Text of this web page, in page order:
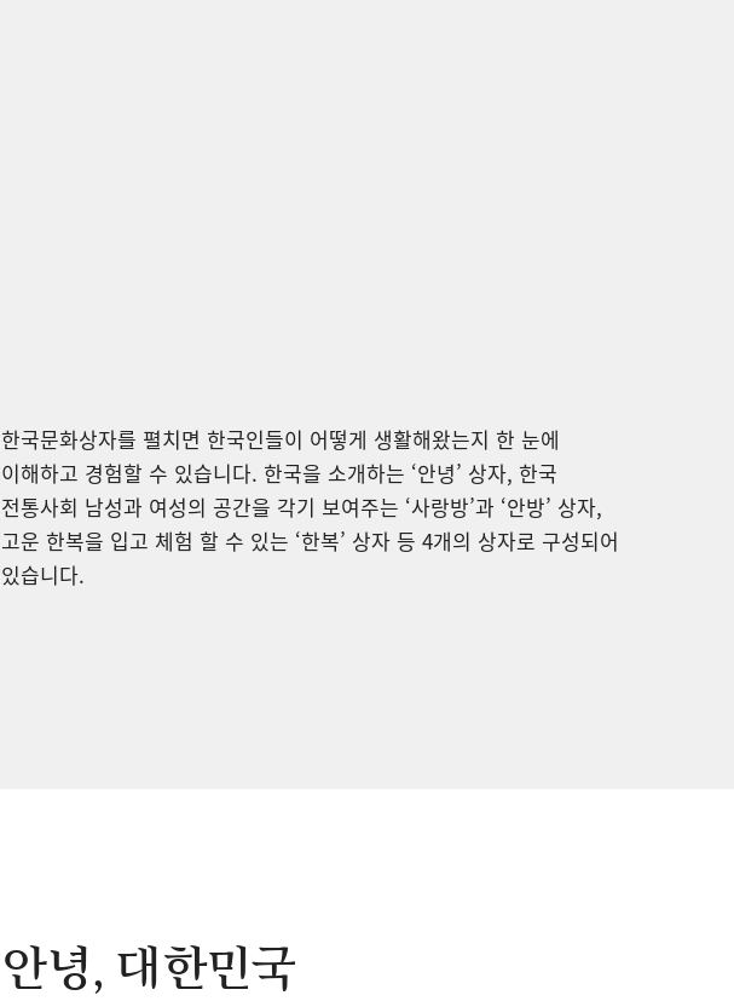
한국문화상자를 펼치면 한국인들이 어떻게 생활해왔는지 한 눈에
이해하고 경험할 수 있습니다. 한국을 소개하는 ‘안녕’ 상자, 한국
전통사회 남성과 여성의 공간을 각기 보여주는 ‘사랑방’과 ‘안방’ 상자,
고운 한복을 입고 체험 할 수 있는 ‘한복’ 상자 등 4개의 상자로 구성되어
있습니다.
안녕, 대한민국